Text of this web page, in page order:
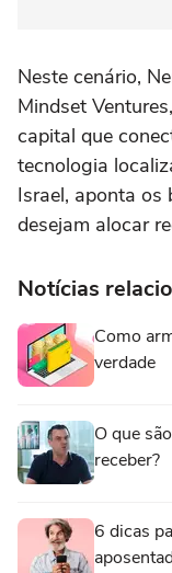
Neste cenário,
Mindset
capital que
tecnologia
Israel, aponta os
desejam alocar
Notícias
Como
verdade
O que
receber?
6 dicas